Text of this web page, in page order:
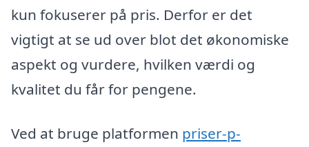
kun fokuserer på pris. Derfor er det
vigtigt at se ud over blot det økonomiske
aspekt og vurdere, hvilken værdi og
kvalitet du får for pengene.
Ved at bruge platformen priser-p-